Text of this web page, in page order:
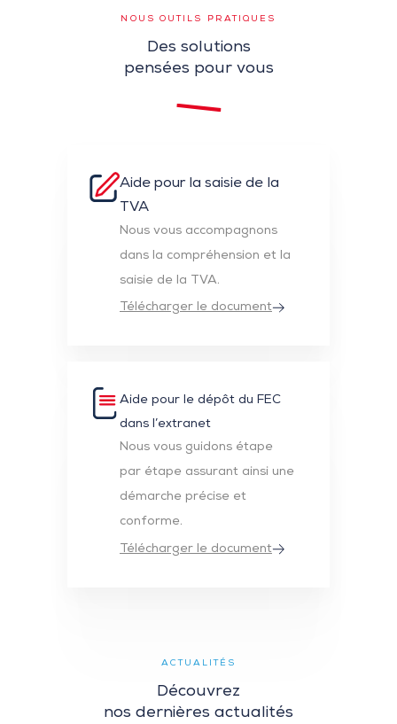
NOUS OUTILS PRATIQUES
Des solutions
pensées pour vous
Aide pour la saisie de la
TVA
Nous vous accompagnons
dans la compréhension et la
saisie de la TVA.
Télécharger le document
Aide pour le dépôt du FEC
dans l’extranet
Nous vous guidons étape
par étape assurant ainsi une
démarche précise et
conforme.
Télécharger le document
ACTUALITÉS
Découvrez
nos dernières actualités